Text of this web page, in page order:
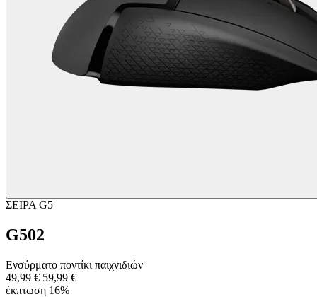
ΣΕΙΡΑ G5
G502
Ενσύρματο ποντίκι παιχνιδιών
49,99 € 59,99 €
έκπτωση 16%